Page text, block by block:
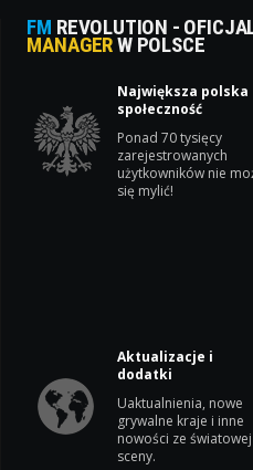
FM REVOLUTION -
MANAGERW POLSCE
Największa polska
społeczność
Ponad 70 tysięcy
zarejestrowanych
użytkowników nie
się mylić!
Aktualizacje i
dodatki
Uaktualnienia, nowe
grywalne kraje i inne
nowości ze światowej
sceny.